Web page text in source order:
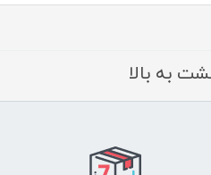
به بالا